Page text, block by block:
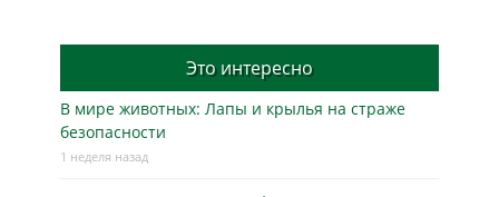
Это интересно
В мире животных: Лапы и крылья на страже
безопасности
1 неделя назад